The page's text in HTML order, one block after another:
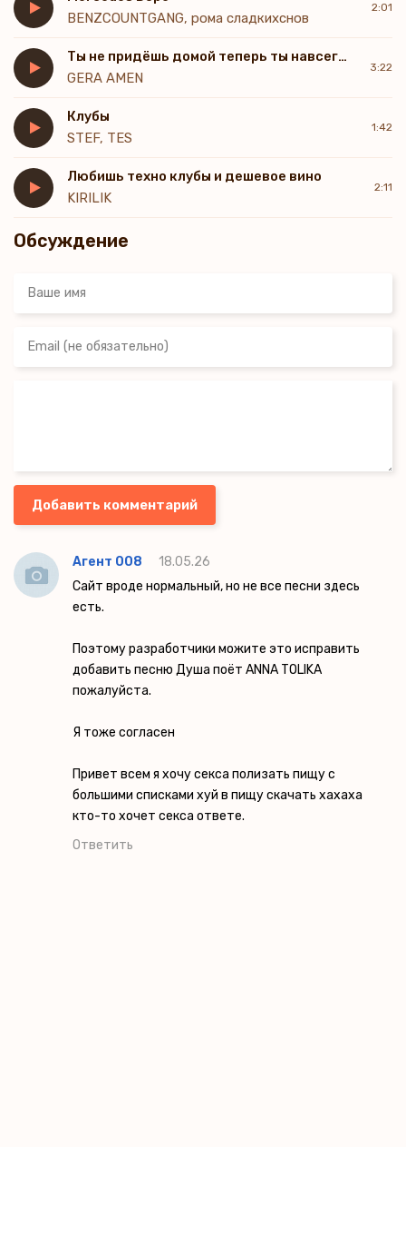
BENZCOUNTGANG, рома сладкихснов
2:01
Ты не придёшь домой теперь ты навсегда со мной
GERA AMEN
3:22
Клубы
STEF, TES
1:42
Любишь техно клубы и дешевое вино
KIRILIK
2:11
Обсуждение
Добавить комментарий
Агент 008
18.05.26
Сайт вроде нормальный, но не все песни здесь
есть.
Поэтому разработчики можите это исправить
добавить песню Душа поёт ANNA TOLIKA
пожалуйста.
Я тоже согласен
Привет всем я хочу секса полизать пищу с
большими списками хуй в пищу скачать хахаха
кто-то хочет секса ответе.
Ответить